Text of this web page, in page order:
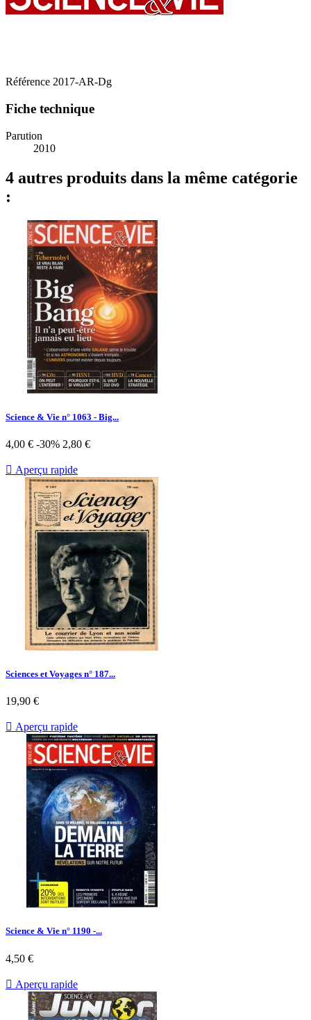
Référence 2017-AR-Dg
Fiche technique
Parution
2010
4 autres produits dans la même catégorie
:
Science & Vie n° 1063 - Big...
Prix
base
4,00 € -30% Prix
2,80 €
 Aperçu rapide
Sciences et Voyages n° 187...
Prix
19,90 €
 Aperçu rapide
Science & Vie n° 1190 -...
Prix
4,50 €
 Aperçu rapide